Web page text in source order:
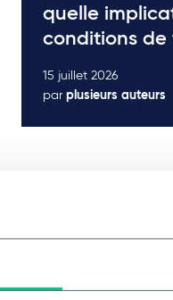
quelle
conditions de
15 juillet 2026
parplusieurs auteurs
Related news